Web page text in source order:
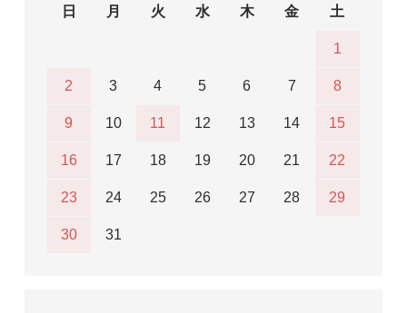
日
月 火 水 木 金 土
1
2 3 4 5 6 7 8
9 10 11 12 13 14 15
16 17 18 19 20 21 22
23 24 25 26 27 28 29
30 31